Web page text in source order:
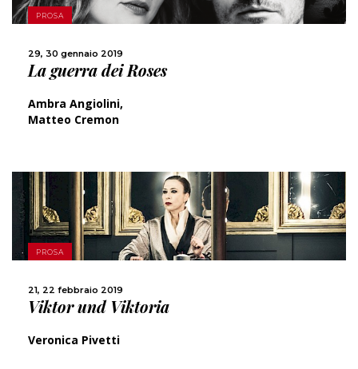
PROSA
29, 30 gennaio 2019
La guerra dei Roses
Ambra Angiolini,
Matteo Cremon
SCOPRI DI PIÙ
PROSA
21, 22 febbraio 2019
Viktor und Viktoria
Veronica Pivetti
SCOPRI DI PIÙ